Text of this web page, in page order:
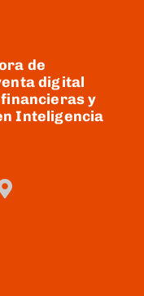
de
digital
y
Inteligencia